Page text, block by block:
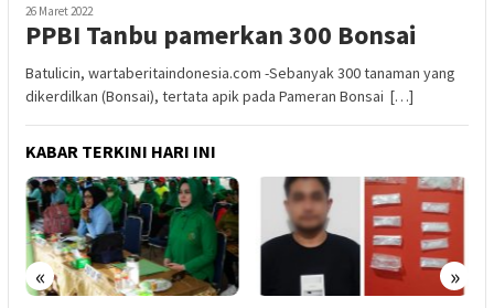
26 Maret 2022
PPBI Tanbu pamerkan 300 Bonsai
Batulicin, wartaberitaindonesia.com -Sebanyak 300 tanaman yang
dikerdilkan (Bonsai), tertata apik pada Pameran Bonsai […]
KABAR TERKINI HARI INI
« »